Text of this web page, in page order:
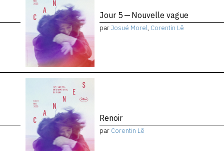
Jour 5 — Nouvelle vague
parJosué Morel, Corentin Lê
Renoir
par Corentin Lê